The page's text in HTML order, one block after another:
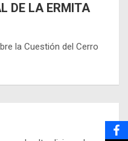
DE LA ERMITA
la Cuestión del Cerro